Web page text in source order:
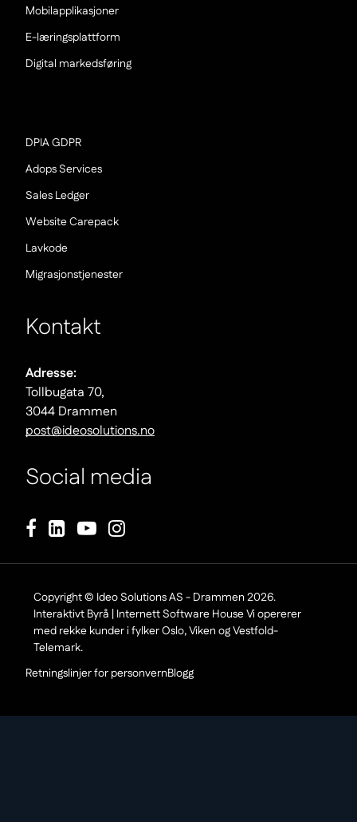
Mobilapplikasjoner
E-læringsplattform
Digital markedsføring
DPIA GDPR
Adops Services
Sales Ledger
Website Carepack
Lavkode
Migrasjonstjenester
Kontakt
Adresse:
Tollbugata 70,
3044 Drammen
post@ideosolutions.no
Social media
Footer Copyright
Copyright © Ideo Solutions AS - Drammen 2026.
Interaktivt Byrå | Internett Software House Vi opererer
med rekke kunder i fylker Oslo, Viken og Vestfold-
Telemark.
Retningslinjer for personvernBlogg